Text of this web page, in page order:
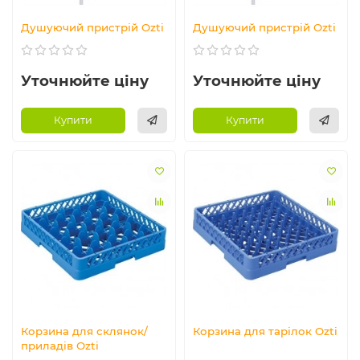
Душуючий пристрій Ozti
Уточнюйте ціну
Купити
Душуючий пристрій Ozti
Уточнюйте ціну
Купити
Корзина для склянок/
приладів Ozti
Корзина для тарілок Ozti